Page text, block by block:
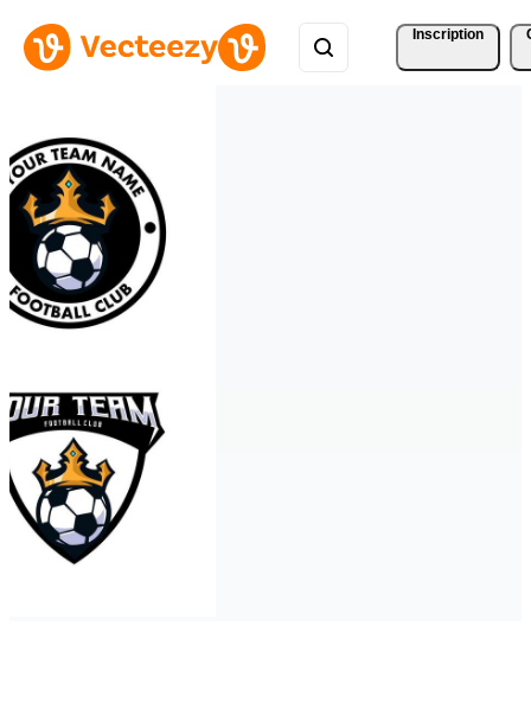
Inscription